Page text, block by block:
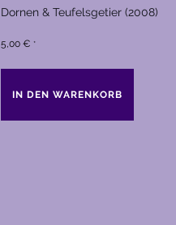
Dornen & Teufelsgetier (2008)
5,00€ *
IN DEN WARENKORB